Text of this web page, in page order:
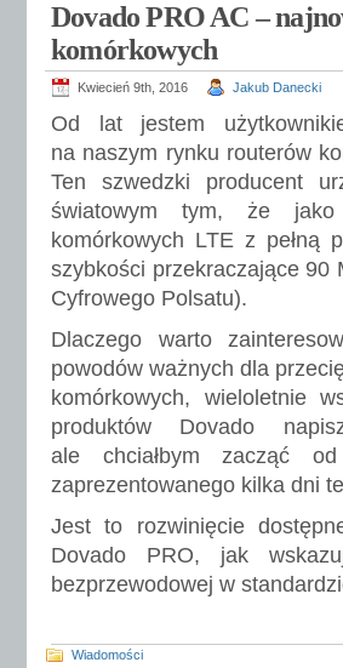
Dovado PRO AC –
komórkowych
Kwiecień 9th, 2016 Jakub Danecki
Od lat jestem
na naszym rynku routerów
Ten szwedzki producent
światowym tym, że jako
komórkowych LTE z pełną
szybkości przekraczające 90
Cyfrowego Polsatu).
Dlaczego warto
powodów ważnych dla
komórkowych, wieloletnie
produktów Dovado
ale chciałbym zacząć
zaprezentowanego kilka dni
Jest to rozwinięcie
Dovado PRO, jak
bezprzewodowej w
Wiadomości